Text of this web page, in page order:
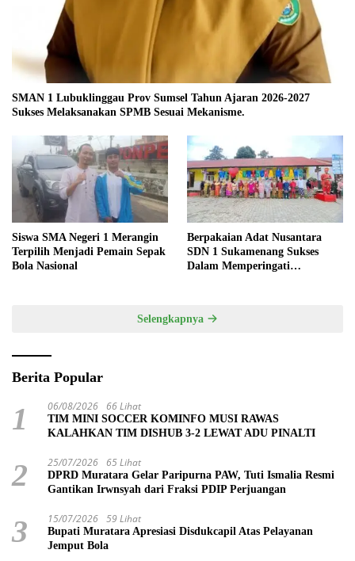
SMAN 1 Lubuklinggau Prov Sumsel Tahun Ajaran 2026-2027
Sukses Melaksanakan SPMB Sesuai Mekanisme.
Siswa SMA Negeri 1 Merangin
Terpilih Menjadi Pemain Sepak
Bola Nasional
Berpakaian Adat Nusantara
SDN 1 Sukamenang Sukses
Dalam Memperingati
Selengkapnya
Berita Popular
1 06/08/2026 66 Lihat
TIM MINI SOCCER KOMINFO MUSI RAWAS
KALAHKAN TIM DISHUB 3-2 LEWAT ADU PINALTI
2 25/07/2026 65 Lihat
DPRD Muratara Gelar Paripurna PAW, Tuti Ismalia Resmi
Gantikan Irwnsyah dari Fraksi PDIP Perjuangan
3 15/07/2026 59 Lihat
Bupati Muratara Apresiasi Disdukcapil Atas Pelayanan
Jemput Bola